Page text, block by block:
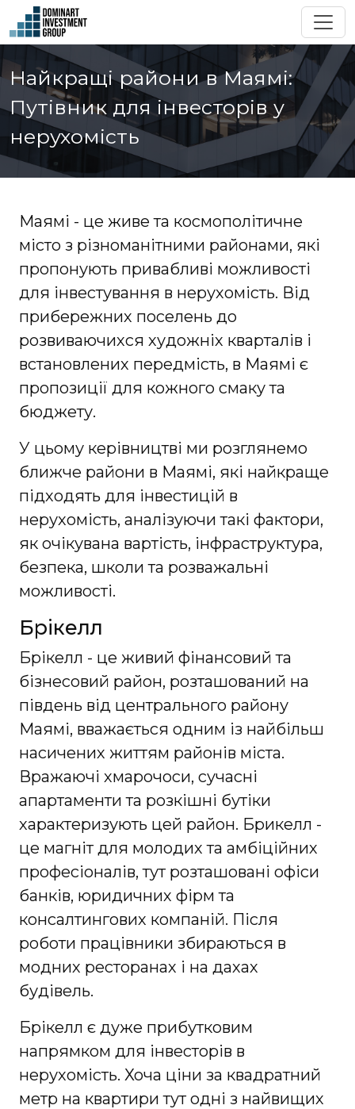
Найкращі райони в Маямі:
Путівник для інвесторів у
нерухомість
Маямі - це живе та космополітичне
місто з різноманітними районами, які
пропонують привабливі можливості
для інвестування в нерухомість. Від
прибережних поселень до
розвиваючихся художніх кварталів і
встановлених передмість, в Маямі є
пропозиції для кожного смаку та
бюджету.
У цьому керівництві ми розглянемо
ближче райони в Маямі, які найкраще
підходять для інвестицій в
нерухомість, аналізуючи такі фактори,
як очікувана вартість, інфраструктура,
безпека, школи та розважальні
можливості.
Брікелл
Брікелл - це живий фінансовий та
бізнесовий район, розташований на
південь від центрального району
Маямі, вважається одним із найбільш
насичених життям районів міста.
Вражаючі хмарочоси, сучасні
апартаменти та розкішні бутіки
характеризують цей район. Брикелл -
це магніт для молодих та амбіційних
професіоналів, тут розташовані офіси
банків, юридичних фірм та
консалтингових компаній. Після
роботи працівники збираються в
модних ресторанах і на дахах
будівель.
Брікелл є дуже прибутковим
напрямком для інвесторів в
нерухомість. Хоча ціни за квадратний
метр на квартири тут одні з найвищих